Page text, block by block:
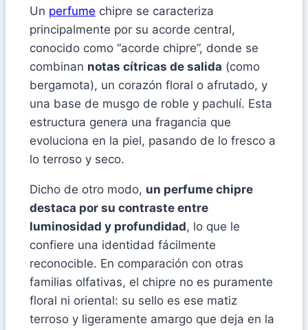
Un perfume chipre se caracteriza
principalmente por su acorde central,
conocido como “acorde chipre”, donde se
combinan notas cítricas de salida (como
bergamota), un corazón floral o afrutado, y
una base de musgo de roble y pachulí. Esta
estructura genera una fragancia que
evoluciona en la piel, pasando de lo fresco a
lo terroso y seco.
Dicho de otro modo, un perfume chipre
destaca por su contraste entre
luminosidad y profundidad, lo que le
confiere una identidad fácilmente
reconocible. En comparación con otras
familias olfativas, el chipre no es puramente
floral ni oriental: su sello es ese matiz
terroso y ligeramente amargo que deja en la